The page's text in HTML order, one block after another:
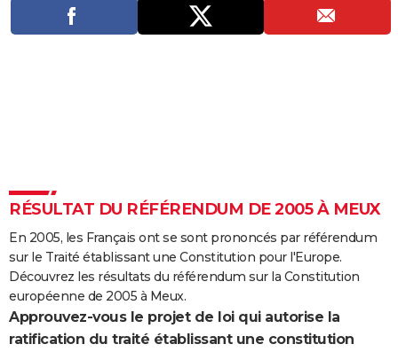
Destinations
Voyage nature
Voyage de noces
Dictionnaire
Biographies
Citations
Expressions
Proverbes
PROGRAMME TV
COPAINS D'AVANT
S'inscrire
Se connecter
Lycées
Collèges
Primaires
Universités
Entreprises
Service militaire
Avis de recherche
AVIS DE DÉCÈS
FORUM
Bricolage
Lifestyle
Culture
Sport
Auto
Television
Voyage
Cinema
RÉSULTAT DU RÉFÉRENDUM DE 2005 À MEUX
En 2005, les Français ont se sont prononcés par référendum
sur le Traité établissant une Constitution pour l'Europe.
Découvrez les résultats du référendum sur la Constitution
européenne de 2005 à Meux.
Approuvez-vous le projet de loi qui autorise la
ratification du traité établissant une constitution